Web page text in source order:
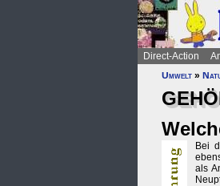
Direct-Action
Umwelt »
Bei
als